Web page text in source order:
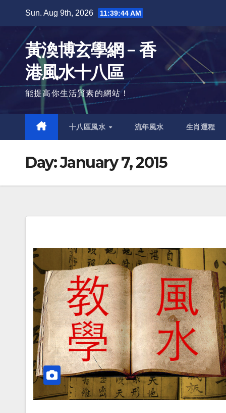
content
Sun. Aug 9th, 2026 11:39:44 AM
黃渙博玄學網﹣香
港風水十八區
能提高你生活質素的網站！
十八區風水 流年風水 生肖運程
Day:January 7, 2015